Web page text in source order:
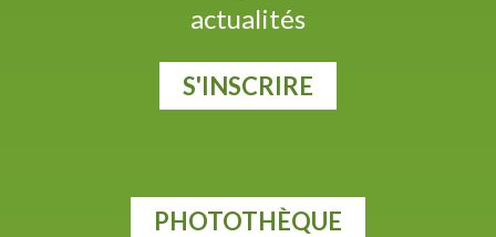
actualités
S'INSCRIRE
PHOTOTHÈQUE